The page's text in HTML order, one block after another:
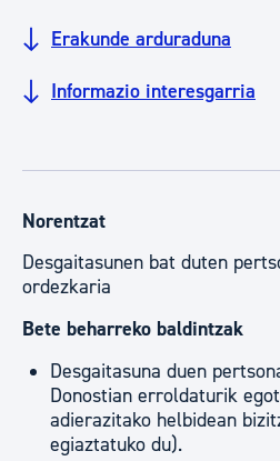
Erakunde arduraduna
Informazio interesgarria
Norentzat
Desgaitasunen bat duten
ordezkaria
Bete beharreko baldintzak
Desgaitasuna duen
Donostian erroldaturik
adierazitako helbidean
egiaztatuko du).